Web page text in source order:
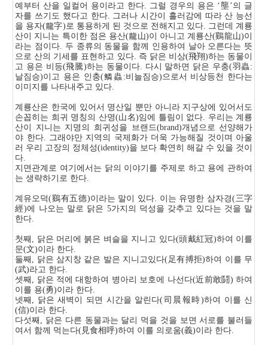
예부터 산을 일컬어 용이라고 한다. 그럴 경우의 용은 ‘壟’의 글
자를 쓰기도 했다고 한다. 그러나 시간이 흘러감에 따라 산 능선
을 용자(龍字)로 통용하게 된 것으로 전해지고 있다. 그런데 계룡
산이 지니는 특이한 점은 용산(龍山)이 아니고 계룡산(鷄龍山)이
라는 점이다. 두 종류의 동물을 함께 인용하여 날아 오른다는 뜻
으로 산의 기세를 표현하고 있다. 즉 닭은 비상(飛翔)하는 동물이
고 용은 비등(飛騰)하는 동물이다. 다시 말하면 닭은 우충(羽蟲:
날짐승)이고 용은 인충(鱗蟲:비늘짐승)으로서 비상등천 한다는
이미지를 나타내주고 있다.
계룡산은 한국에 있어서 명산일 뿐만 아니라 지구상에 있어서도
손꼽히는 희귀 명칭의 산명(山名)임에 틀림이 없다. 우리는 계룡
산이 지니는 지명의 희귀성을 브랜드(brand)개념으로 선양해가
야 한다. 그래야만 지역의 국제화가 더욱 가능해질 것이며 아울
러 우리 고장의 정체성(identity)을 보다 확연히 해갈 수 있을 것이
다.
지면관계로 여기에서는 닭의 이야기를 주제로 하고 용에 관하여
는 생략하기로 한다.
계유오덕(鷄有五德)이라는 말이 있다. 이는 유명한 삼자경(三字
經)에 나오는 말로 닭은 5가지의 덕성을 갖추고 있다는 것을 말
한다.
첫째, 닭은 머리에 붉은 벼슬을 지니고 있다(頭戴紅冠)하여 이를
문(文)이라 한다.
둘째, 닭은 삼지창 같은 발은 지니고있다(足有搏拒)하여 이를 무
(武)라고 한다.
셋째, 닭은 적에 대항하여 병아리 보호에 나선다(近前敢鬪) 하여
이를 용(勇)이라 한다.
넷째, 닭은 새벽이 되면 시간을 알린다(司晨報時)하여 이를 신
(信)이라 한다.
다섯째, 닭은 다른 동물과는 달리 먹을 것을 보면 서로를 불러들
여서 함께 먹는다(見食相呼)하여 이를 의로움(義)이라 한다.